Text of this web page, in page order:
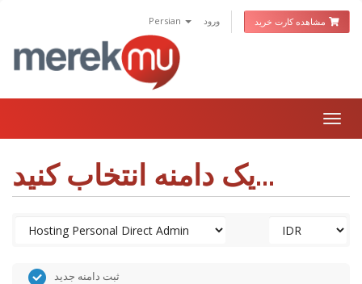
Persian ورود
یک دامنه انتخاب کنید...
ثبت دامنه جدید